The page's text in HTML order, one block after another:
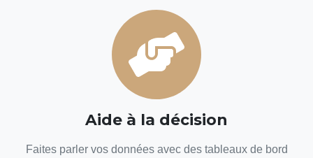
Aide à la décision
Faites parler vos données avec des tableaux de bord